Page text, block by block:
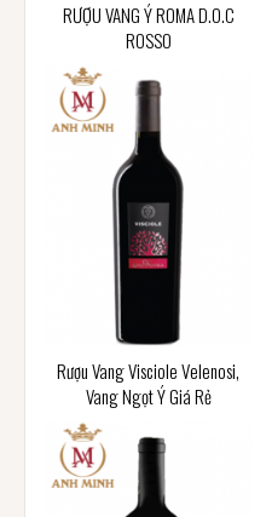
RƯỢU VANG Ý ROMA D.O.C
ROSSO
Rượu Vang Visciole Velenosi,
Vang Ngọt Ý Giá Rẻ